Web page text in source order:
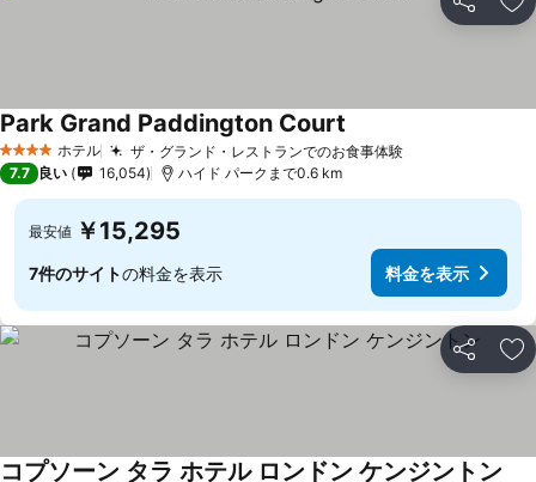
シェア お
4 ホテルのランク
ホテル ザ・グランド・レストランでのお食事体験
Park Grand Paddington Court
7.7 良い 16,054 ハイド パークまで0.6 km
最安値 ￥15,295
7件のサイトの料金を表示 料金を表示
シェア お
コプソーン タラ ホテル ロンドン ケンジントン